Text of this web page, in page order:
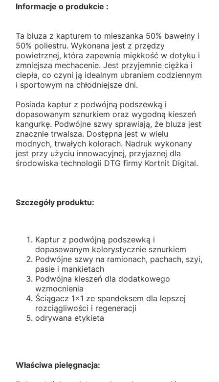
Informacje o produkcie :
Ta bluza z kapturem to mieszanka 50% bawełny i
50% poliestru. Wykonana jest z przędzy
powietrznej, która zapewnia miękkość w dotyku i
zmniejsza mechacenie. Jest przyjemnie ciężka i
ciepła, co czyni ją idealnym ubraniem codziennym
i sportowym na chłodniejsze dni.
Posiada kaptur z podwójną podszewką i
dopasowanym sznurkiem oraz wygodną kieszeń
kangurkę. Podwójne szwy sprawiają, że bluza jest
znacznie trwalsza. Dostępna jest w wielu
modnych, trwałych kolorach. Nadruk wykonany
jest przy użyciu innowacyjnej, przyjaznej dla
środowiska technologii DTG firmy Kortnit Digital.
Szczegóły produktu:
Kaptur z podwójną podszewką i
dopasowanym kolorystycznie sznurkiem
Podwójne szwy na ramionach, pachach, szyi,
pasie i mankietach
Podwójna kieszeń dla dodatkowego
wzmocnienia
Ściągacz 1x1 ze spandeksem dla lepszej
rozciągliwości i regeneracji
odrywana etykieta
Właściwa pielęgnacja: